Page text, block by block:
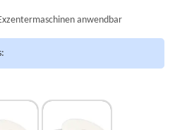
anwendbar